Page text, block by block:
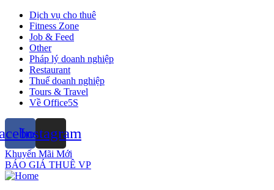
Dịch vụ cho thuê
Fitness Zone
Job & Feed
Other
Pháp lý doanh nghiệp
Restaurant
Thuế doanh nghiệp
Tours & Travel
Về Office5S
Instagram
Khuyến Mãi Mới
BÁO GIÁ THUÊ VP